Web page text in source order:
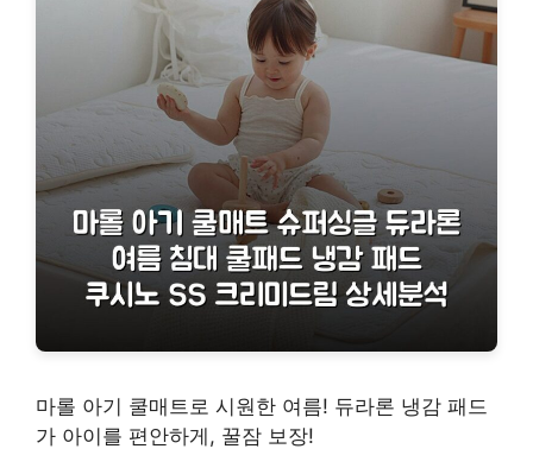
마롤 아기 쿨매트로 시원한 여름! 듀라론 냉감 패드
가 아이를 편안하게, 꿀잠 보장!